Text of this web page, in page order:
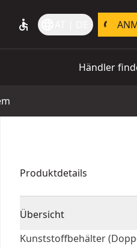
accessible
Händler
Produktdetails
Übersicht
Kunststoffbehälter